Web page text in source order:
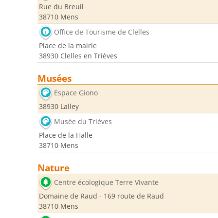
Rue du Breuil
38710 Mens
Office de Tourisme de Clelles
Place de la mairie
38930 Clelles en Trièves
Musées
Espace Giono
38930 Lalley
Musée du Trièves
Place de la Halle
38710 Mens
Nature
Centre écologique Terre Vivante
Domaine de Raud - 169 route de Raud
38710 Mens